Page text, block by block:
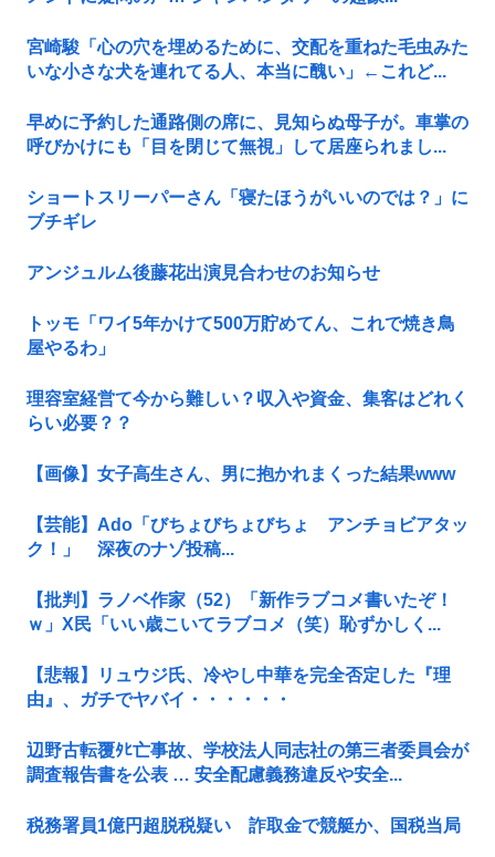
宮崎駿「心の穴を埋めるために、交配を重ねた毛虫みた
いな小さな犬を連れてる人、本当に醜い」←これど...
早めに予約した通路側の席に、見知らぬ母子が。車掌の
呼びかけにも「目を閉じて無視」して居座られまし...
ショートスリーパーさん「寝たほうがいいのでは？」に
ブチギレ
アンジュルム後藤花出演見合わせのお知らせ
トッモ「ワイ5年かけて500万貯めてん、これで焼き鳥
屋やるわ」
理容室経営て今から難しい？収入や資金、集客はどれく
らい必要？？
【画像】女子高生さん、男に抱かれまくった結果www
【芸能】Ado「びちょびちょびちょ アンチョビアタッ
ク！」 深夜のナゾ投稿...
【批判】ラノベ作家（52）「新作ラブコメ書いたぞ！
ｗ」X民「いい歳こいてラブコメ（笑）恥ずかしく...
【悲報】リュウジ氏、冷やし中華を完全否定した『理
由』、ガチでヤバイ・・・・・・
辺野古転覆ﾀﾋ亡事故、学校法人同志社の第三者委員会が
調査報告書を公表 … 安全配慮義務違反や安全...
税務署員1億円超脱税疑い 詐取金で競艇か、国税当局